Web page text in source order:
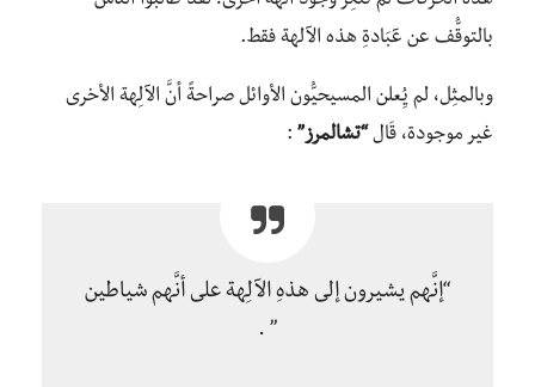
بالتوقُّف عن عٓبَادةِ هذه الآلهة فقط.
وبالمثِل، لم يُِعلن المسيحيُّون الأوائل صراحةً أنَّ الآلِهة الأخرى
غير موجودة، قَال “تشالمرز” :
“إنَّهم يشيرون إلى هذهِ الآلِهة على أنَّهم شياطين
” .